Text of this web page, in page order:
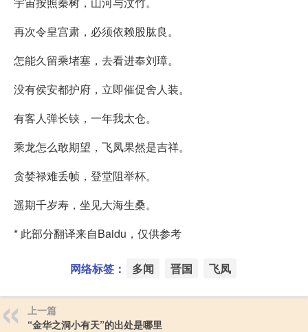
再次令皇宫肃，必须依赖股肱良。
怎能久留乘堵塞，去看进奉刘璋。
没有侯安都护府，立即催促舍人装。
有客人弹长铗，一年我太仓。
乘龙怎么敢期望，飞凤果然是吉祥。
贪婪禄难丢帧，登堂阻举杯。
遥期千岁寿，坐见大海生桑。
* 此部分翻译来自Baidu，仅供参考
网络标签： 多闻 晋国 飞凤
上一篇
“金华之洞小有天”的出处是哪里